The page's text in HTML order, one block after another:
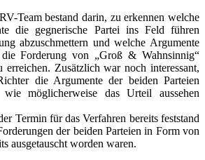
Team bestand darin, zu erkennen welche
die gegnerische Partei ins Feld führen
abzuschmettern und welche Argumente
Forderung von „Groß & Wahnsinnig“
Zusätzlich war noch interessant,
die Argumente der beiden Parteien
möglicherweise das Urteil aussehen
Termin für das Verfahren bereits feststand
der beiden Parteien in Form von
ausgetauscht worden waren.